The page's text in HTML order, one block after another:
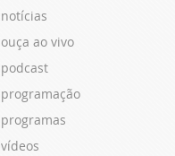
notícias
ouça ao vivo
podcast
programação
programas
vídeos